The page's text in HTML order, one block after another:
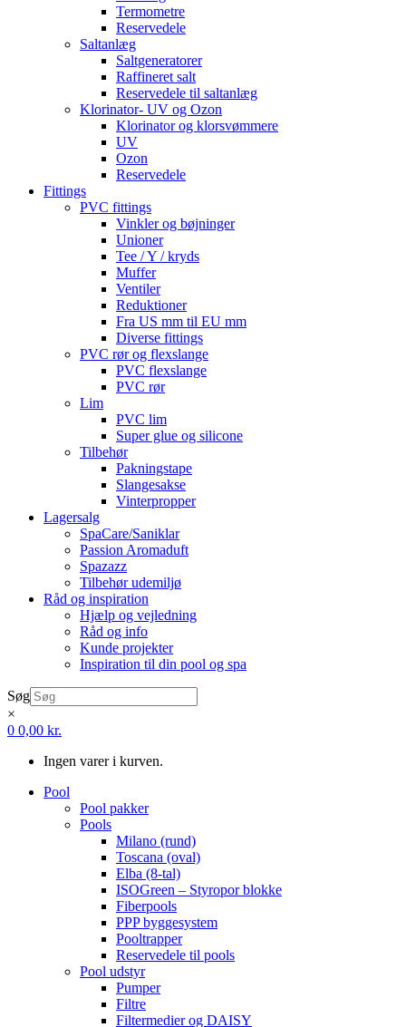
Termometre
Reservedele
Saltanlæg
Saltgeneratorer
Raffineret salt
Reservedele til saltanlæg
Klorinator- UV og Ozon
Klorinator og klorsvømmere
UV
Ozon
Reservedele
Fittings
PVC fittings
Vinkler og bøjninger
Unioner
Tee / Y / kryds
Muffer
Ventiler
Reduktioner
Fra US mm til EU mm
Diverse fittings
PVC rør og flexslange
PVC flexslange
PVC rør
Lim
PVC lim
Super glue og silicone
Tilbehør
Pakningstape
Slangesakse
Vinterpropper
Lagersalg
SpaCare/Saniklar
Passion Aromaduft
Spazazz
Tilbehør udemiljø
Råd og inspiration
Hjælp og vejledning
Råd og info
Kunde projekter
Inspiration til din pool og spa
Søg
×
0 0,00 kr.
Ingen varer i kurven.
Pool
Pool pakker
Pools
Milano (rund)
Toscana (oval)
Elba (8-tal)
ISOGreen – Styropor blokke
Fiberpools
PPP byggesystem
Pooltrapper
Reservedele til pools
Pool udstyr
Pumper
Filtre
Filtermedier og DAISY